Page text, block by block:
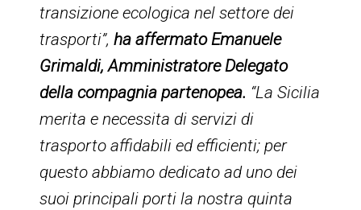
transizione ecologica nel settore dei
trasporti”, ha affermato Emanuele
Grimaldi, Amministratore Delegato
della compagnia partenopea. “La Sicilia
merita e necessita di servizi di
trasporto affidabili ed efficienti; per
questo abbiamo dedicato ad uno dei
suoi principali porti la nostra quinta